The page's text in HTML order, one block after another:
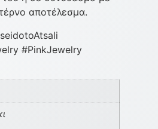
αποτέλεσμα.
#PinkJewelry